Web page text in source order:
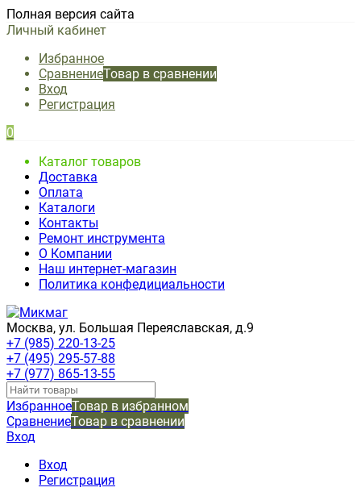
Полная версия сайта
Личный кабинет
Избранное
СравнениеТовар в сравнении
Вход
Регистрация
0
Каталог товаров
Доставка
Оплата
Каталоги
Контакты
Ремонт инструмента
О Компании
Наш интернет-магазин
Политика конфедициальности
Москва, ул. Большая Переяславская, д.9
+7 (985) 220-13-25
+7 (495) 295-57-88
+7 (977) 865-13-55
ИзбранноеТовар в избранном
СравнениеТовар в сравнении
Вход
Вход
Регистрация